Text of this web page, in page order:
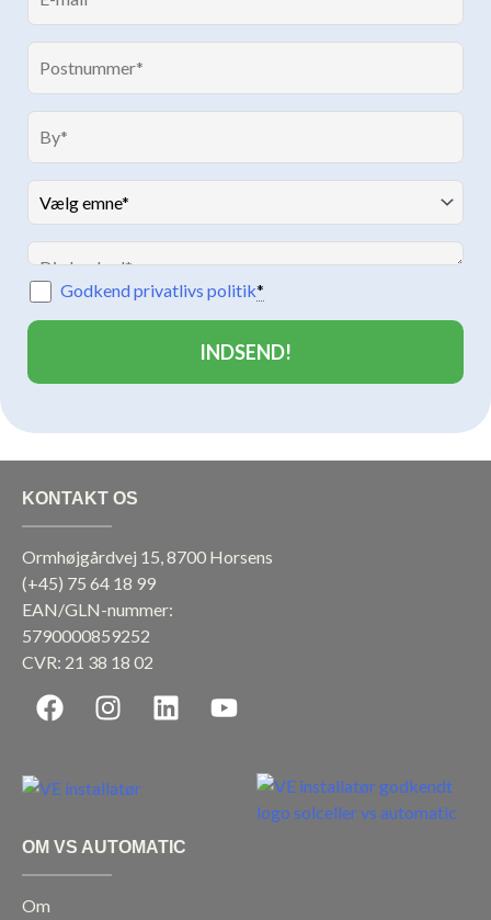
Godkend privatlivs politik*
KONTAKT OS
Ormhøjgårdvej 15, 8700 Horsens
(+45) 75 64 18 99
EAN/GLN-nummer:
5790000859252
CVR: 21 38 18 02
F
a
e
b
o
k
I
n
t
a
r
a
L
i
i
Y
o
OM VS AUTOMATIC
Om